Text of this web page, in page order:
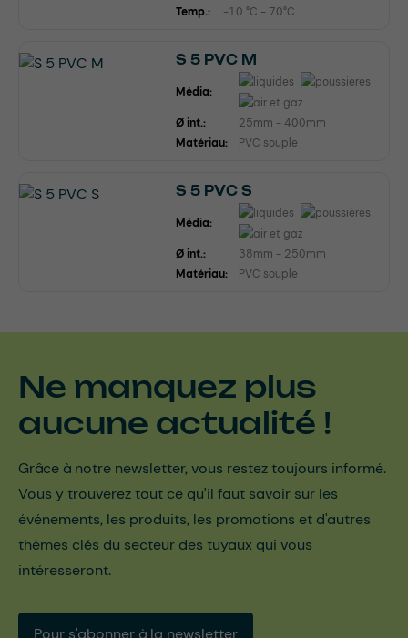
Temp.:
-10 °C - 70°C
S 5 PVC M
Média:
Ø int.:
25mm - 400mm
Matériau:
PVC souple
S 5 PVC S
Média:
Ø int.:
38mm - 250mm
Matériau:
PVC souple
Ne manquez plus
aucune actualité !
Grâce à notre newsletter, vous restez toujours informé.
Vous y trouverez tout ce qu'il faut savoir sur les
événements, les produits, les promotions et d'autres
thèmes clés du secteur des tuyaux qui vous
intéresseront.
Pour s'abonner à la newsletter